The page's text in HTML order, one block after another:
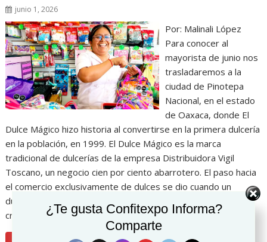
junio 1, 2026
Por: Malinali López
Para conocer al
mayorista de junio nos
trasladaremos a la
ciudad de Pinotepa
Nacional, en el estado
de Oaxaca, donde El
Dulce Mágico hizo historia al convertirse en la primera dulcería
en la población, en 1999. El Dulce Mágico es la marca
tradicional de dulcerías de la empresa Distribuidora Vigil
Toscano, un negocio cien por ciento abarrotero. El paso hacia
el comercio exclusivamente de dulces se dio cuando un
dulcero les comentó que este era un segmento en
crecimiento que se vendía muy bien. “Se inició una…
¿Te gusta Confitexpo Informa?
Comparte